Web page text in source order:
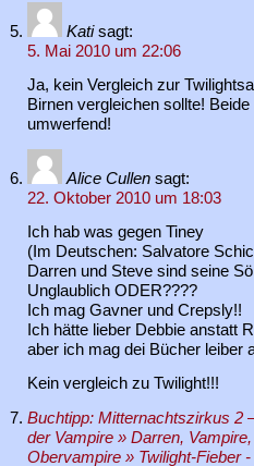
Kati sagt:
5. Mai 2010 um 22:06
Ja, kein Vergleich zur
Birnen vergleichen sollte!
umwerfend!
Alice Cullen sagt:
22. Oktober 2010 um 18:03
Ich hab was gegen Tiney
(Im Deutschen: Salvatore
Darren und Steve sind seine
Unglaublich ODER????
Ich mag Gavner und Crepsly!!
Ich hätte lieber Debbie anstatt
aber ich mag dei Bücher leiber
Kein vergleich zu Twilight!!!
Buchtipp: Mitternachtszirkus 2
der Vampire » Darren,
Obervampire » Twilight-Fieber